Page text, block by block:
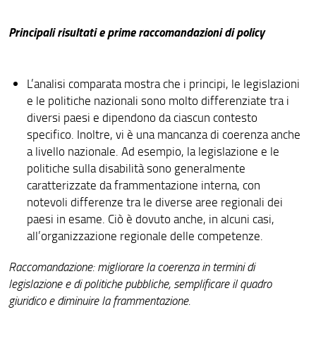
Principali risultati e prime raccomandazioni di policy
L’analisi comparata mostra che i principi, le legislazioni
e le politiche nazionali sono molto differenziate tra i
diversi paesi e dipendono da ciascun contesto
specifico. Inoltre, vi è una mancanza di coerenza anche
a livello nazionale. Ad esempio, la legislazione e le
politiche sulla disabilità sono generalmente
caratterizzate da frammentazione interna, con
notevoli differenze tra le diverse aree regionali dei
paesi in esame. Ciò è dovuto anche, in alcuni casi,
all’organizzazione regionale delle competenze.
Raccomandazione: migliorare la coerenza in termini di
legislazione e di politiche pubbliche, semplificare il quadro
giuridico e diminuire la frammentazione.